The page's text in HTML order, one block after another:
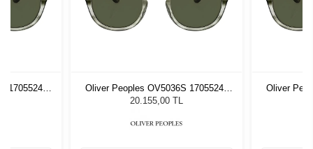
17055249
Oliver Peoples OV5036S 17055249
Unisex Güneş Gözlüğü
20.155,00 TL
Oliver